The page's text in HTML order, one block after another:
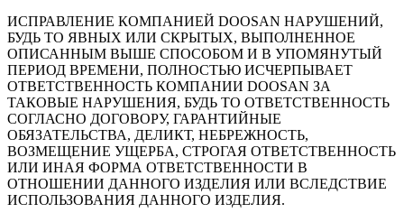
ИСПРАВЛЕНИЕ КОМПАНИЕЙ DOOSAN НАРУШЕНИЙ,
БУДЬ ТО ЯВНЫХ ИЛИ СКРЫТЫХ, ВЫПОЛНЕННОЕ
ОПИСАННЫМ ВЫШЕ СПОСОБОМ И В УПОМЯНУТЫЙ
ПЕРИОД ВРЕМЕНИ, ПОЛНОСТЬЮ ИСЧЕРПЫВАЕТ
ОТВЕТСТВЕННОСТЬ КОМПАНИИ DOOSAN ЗА
ТАКОВЫЕ НАРУШЕНИЯ, БУДЬ ТО ОТВЕТСТВЕННОСТЬ
СОГЛАСНО ДОГОВОРУ, ГАРАНТИЙНЫЕ
ОБЯЗАТЕЛЬСТВА, ДЕЛИКТ, НЕБРЕЖНОСТЬ,
ВОЗМЕЩЕНИЕ УЩЕРБА, СТРОГАЯ ОТВЕТСТВЕННОСТЬ
ИЛИ ИНАЯ ФОРМА ОТВЕТСТВЕННОСТИ В
ОТНОШЕНИИ ДАННОГО ИЗДЕЛИЯ ИЛИ ВСЛЕДСТВИЕ
ИСПОЛЬЗОВАНИЯ ДАННОГО ИЗДЕЛИЯ.